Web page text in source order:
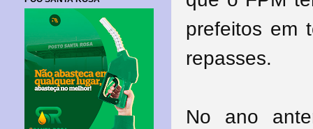
prefeitos em
repasses.
No ano